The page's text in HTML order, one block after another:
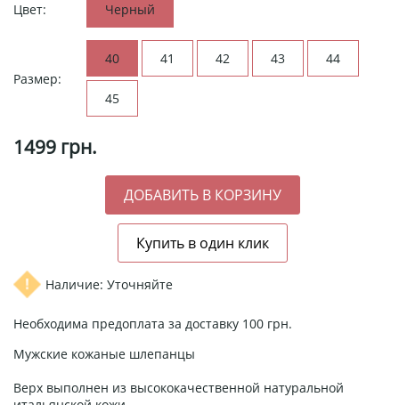
Цвет: Черный
Размер:
40 41 42 43 44
45
1499 грн.
Наличие: Уточняйте
Необходима предоплата за доставку 100 грн.
Мужские кожаные шлепанцы
Верх выполнен из высококачественной натуральной